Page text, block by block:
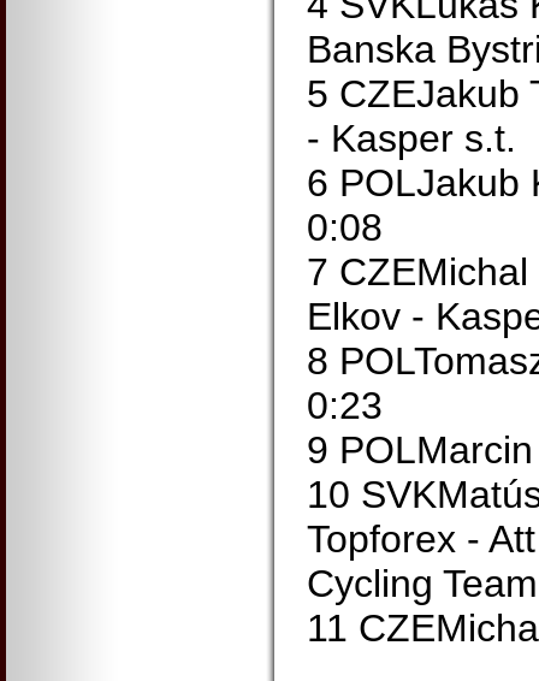
Banska
5 CZEJakub
- Kasper s.t.
6 POLJakub
0:08
7
Elkov -
8
0:23
9
10
Topforex -
Cycling
11